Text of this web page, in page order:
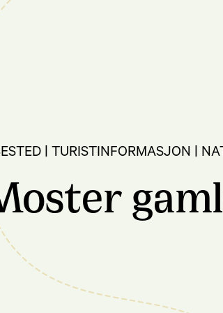
| TURISTINFORMASJON |